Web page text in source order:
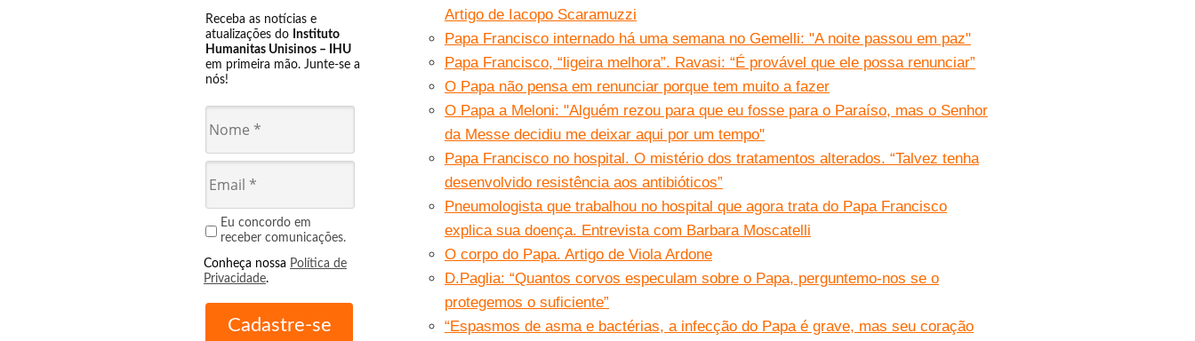
Receba as notícias e
atualizações do Instituto
Humanitas Unisinos – IHU
em primeira mão. Junte-se a
nós!
Eu concordo em
receber comunicações.
Conheça nossa Política de
Privacidade.
Artigo de Iacopo Scaramuzzi
Papa Francisco internado há uma semana no Gemelli: "A noite passou em paz"
Papa Francisco, “ligeira melhora”. Ravasi: “É provável que ele possa renunciar”
O Papa não pensa em renunciar porque tem muito a fazer
O Papa a Meloni: "Alguém rezou para que eu fosse para o Paraíso, mas o Senhor
da Messe decidiu me deixar aqui por um tempo"
Papa Francisco no hospital. O mistério dos tratamentos alterados. “Talvez tenha
desenvolvido resistência aos antibióticos”
Pneumologista que trabalhou no hospital que agora trata do Papa Francisco
explica sua doença. Entrevista com Barbara Moscatelli
O corpo do Papa. Artigo de Viola Ardone
D.Paglia: “Quantos corvos especulam sobre o Papa, perguntemo-nos se o
protegemos o suficiente”
“Espasmos de asma e bactérias, a infecção do Papa é grave, mas seu coração